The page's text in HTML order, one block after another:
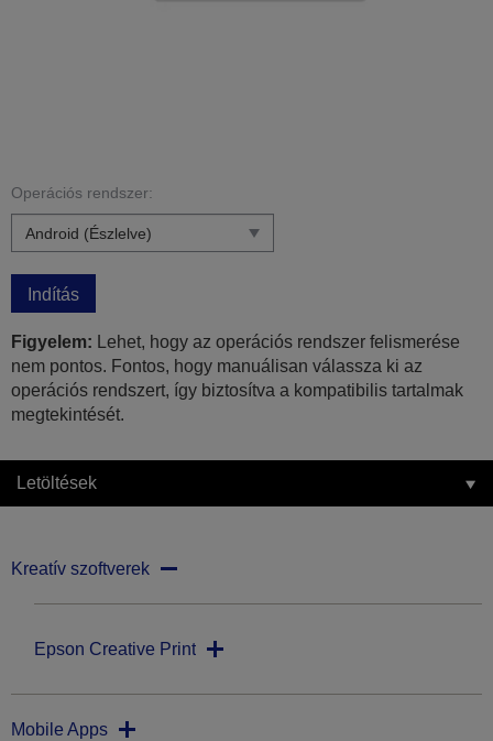
Operációs rendszer:
Indítás
Figyelem: Lehet, hogy az operációs rendszer felismerése
nem pontos. Fontos, hogy manuálisan válassza ki az
operációs rendszert, így biztosítva a kompatibilis tartalmak
megtekintését.
Letöltések
Kreatív szoftverek
Epson Creative Print
Mobile Apps